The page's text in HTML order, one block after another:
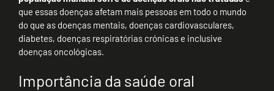
que essas doenças afetam mais pessoas em todo o mundo
do que as doenças mentais, doenças cardiovasculares,
diabetes, doenças respiratórias crónicas e inclusive
doenças oncológicas.
Importância da saúde oral